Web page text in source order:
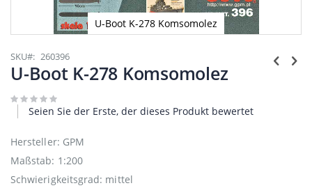
U-Boot K-278 Komsomolez
Anfang
der
Bildgalerie
SKU 260396
U-Boot K-278 Komsomolez
Seien Sie der Erste, der dieses Produkt bewertet
Hersteller: GPM
Maßstab: 1:200
Schwierigkeitsgrad: mittel